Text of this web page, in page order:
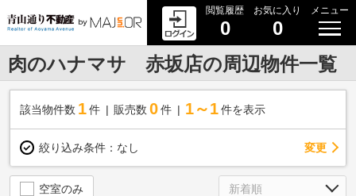
閲覧履歴
0
お気に入り
0
メニュー
肉のハナマサ 赤坂店の周辺物件一覧
該当物件数 1件 販売数 0 件 1～1 件を表示
絞り込み条件： なし 変更
空室のみ